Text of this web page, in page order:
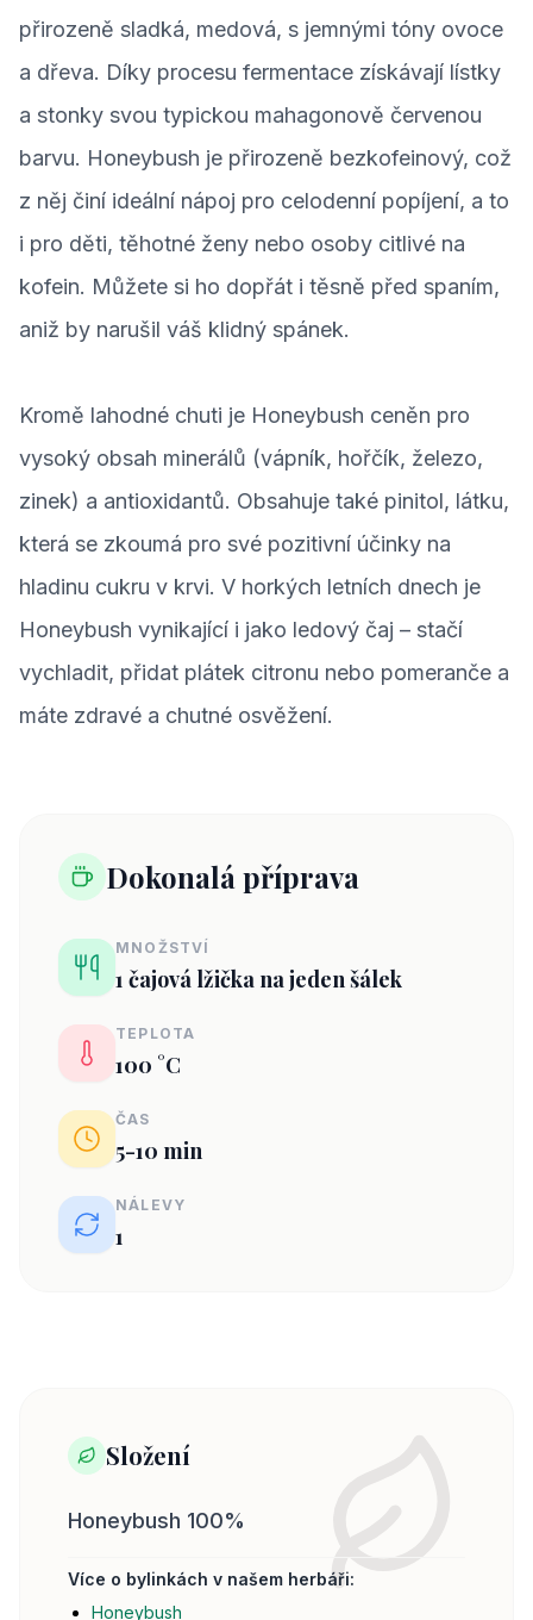
přirozeně sladká, medová, s jemnými tóny ovoce
a dřeva. Díky procesu fermentace získávají lístky
a stonky svou typickou mahagonově červenou
barvu. Honeybush je přirozeně bezkofeinový, což
z něj činí ideální nápoj pro celodenní popíjení, a to
i pro děti, těhotné ženy nebo osoby citlivé na
kofein. Můžete si ho dopřát i těsně před spaním,
aniž by narušil váš klidný spánek.
Kromě lahodné chuti je Honeybush ceněn pro
vysoký obsah minerálů (vápník, hořčík, železo,
zinek) a antioxidantů. Obsahuje také pinitol, látku,
která se zkoumá pro své pozitivní účinky na
hladinu cukru v krvi. V horkých letních dnech je
Honeybush vynikající i jako ledový čaj – stačí
vychladit, přidat plátek citronu nebo pomeranče a
máte zdravé a chutné osvěžení.
Dokonalá příprava
MNOŽSTVÍ
1 čajová lžička na jeden šálek
TEPLOTA
100 °C
ČAS
5-10 min
NÁLEVY
1
Složení
Honeybush 100%
Více o bylinkách v našem herbáři:
Honeybush